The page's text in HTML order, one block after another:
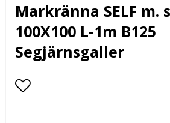
Markränna SELF m.
100X100 L-1m B125
Segjärnsgaller